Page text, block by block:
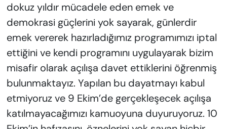
dokuz yıldır mücadele eden emek ve
demokrasi güçlerini yok sayarak, günlerdir
emek vererek hazırladığımız programımızı iptal
ettiğini ve kendi programını uygulayarak bizim
misafir olarak açılışa davet ettiklerini öğrenmiş
bulunmaktayız. Yapılan bu dayatmayı kabul
etmiyoruz ve 9 Ekim’de gerçekleşecek açılışa
katılmayacağımızı kamuoyuna duyuruyoruz. 10